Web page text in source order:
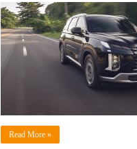
Read More »